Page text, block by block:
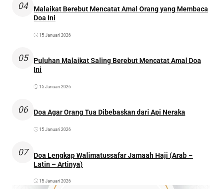
04
Malaikat Berebut Mencatat Amal Orang yang Membaca
Doa Ini
15 Januari 2026
05
Puluhan Malaikat Saling Berebut Mencatat Amal Doa
Ini
15 Januari 2026
06 Doa Agar Orang Tua Dibebaskan dari Api Neraka
15 Januari 2026
07
Doa Lengkap Walimatussafar Jamaah Haji (Arab –
Latin – Artinya)
15 Januari 2026